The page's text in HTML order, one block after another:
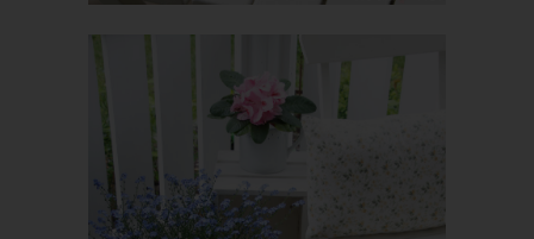
ziehen wird keine Rückschlüsse auf die betroffene Person.
Inhalte unserer Internetseite korrekt auszuliefern, (2) die Inhalte
unserer Internetseite sowie die Werbung für diese zu
optimieren, (3) die dauerhafte Funktionsfähigkeit unserer
informationstechnologischen Systeme und der Technik unserer
Internetseite zu gewährleisten sowie (4) um
Strafverfolgungsbehörden im Falle eines Cyberangriffes die zur